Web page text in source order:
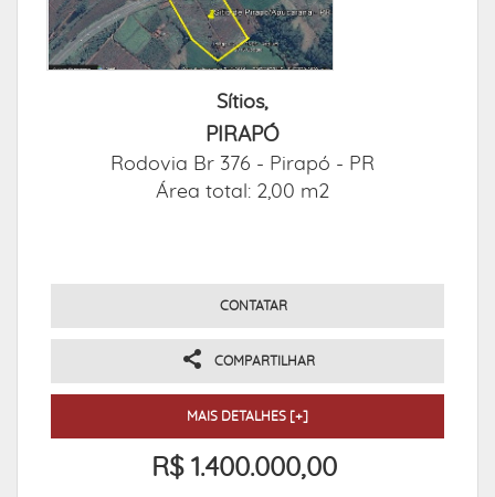
Sítios,
PIRAPÓ
Rodovia Br 376 - Pirapó - PR
Área total: 2,00 m2
CONTATAR
COMPARTILHAR
MAIS DETALHES [+]
R$ 1.400.000,00